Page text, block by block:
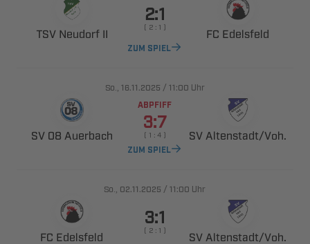
  

      
ZUM SPIEL
.,  /  Uhr
  
ABPFIFF

      ​
ZUM SPIEL
.,  / Uhr
 

      ​